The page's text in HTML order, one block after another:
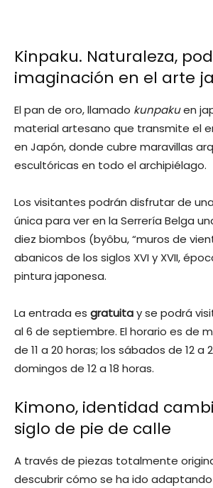
Kinpaku. Naturaleza,
imaginación en el arte
El pan de oro, llamado kunpakuen
material artesano que transmite el
en Japón, donde cubre maravillas
escultóricas en todo el archipiélago.
Los visitantes podrán disfrutar de
única para ver en la Serrería Belga
diez biombos (byôbu, “muros de
abanicos de los siglos XVI y XVII,
pintura japonesa.
La entrada es gratuitay se podrá
al 6 de septiembre. El horario es de
de 11 a 20 horas; los sábados de 12 a
domingos de 12 a 18 horas.
Kimono, identidad
siglo de pie de calle
A través de piezas totalmente
descubrir cómo se ha ido